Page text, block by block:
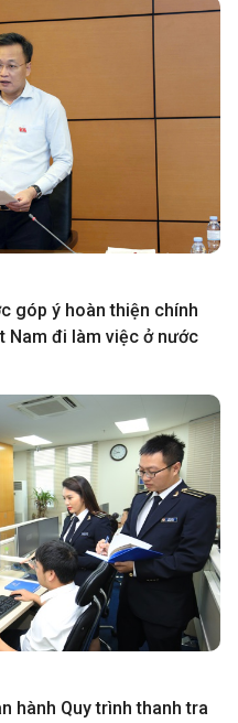
góp ý hoàn thiện chính
Nam đi làm việc ở nước
hành Quy trình thanh tra